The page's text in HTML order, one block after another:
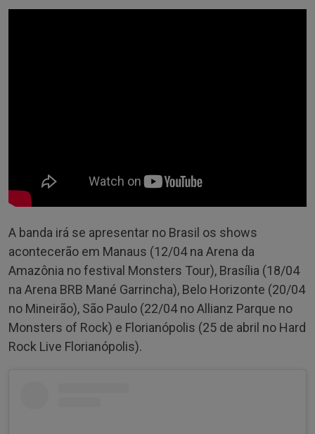
A banda irá se apresentar no Brasil os shows
acontecerão em Manaus (12/04 na Arena da
Amazônia no festival Monsters Tour), Brasília (18/04
na Arena BRB Mané Garrincha), Belo Horizonte (20/04
no Mineirão), São Paulo (22/04 no Allianz Parque no
Monsters of Rock) e Florianópolis (25 de abril no Hard
Rock Live Florianópolis).